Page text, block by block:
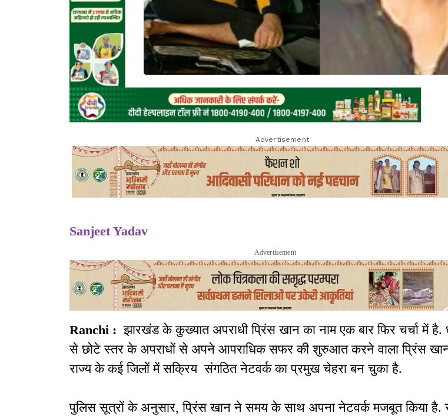
Advertisement
Sanjeet Yadav
Advertisement
Ranchi : झारखंड के कुख्यात अपराधी प्रिंस खान का नाम एक बार फिर चर्चा में है.
से छोटे स्तर के अपराधों से अपने आपराधिक सफर की शुरुआत करने वाला प्रिंस
राज्य के कई जिलों में सक्रिय संगठित नेटवर्क का प्रमुख चेहरा बन चुका है.
पुलिस सूत्रों के अनुसार, प्रिंस खान ने समय के साथ अपना नेटवर्क मजबूत किया है.